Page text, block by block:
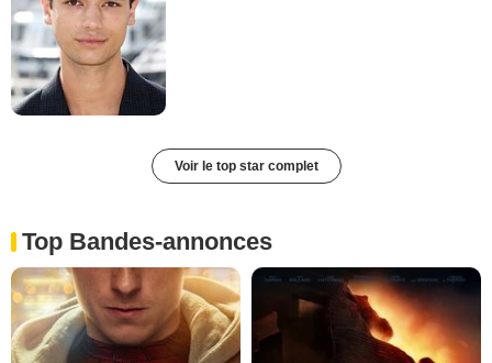
Voir le top star complet
Top Bandes-annonces